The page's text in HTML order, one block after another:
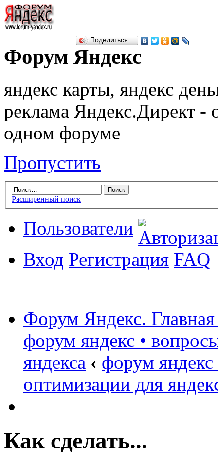
Форум Яндекс
яндекс карты, яндекс
реклама Яндекс.Директ -
одном форуме
Пропустить
Расширенный поиск
Пользователи
Вход Регистрация FAQ
Форум Яндекс.
форум яндекс •
яндекса ‹ форум
оптимизации для
Поделиться…
Как сделать...